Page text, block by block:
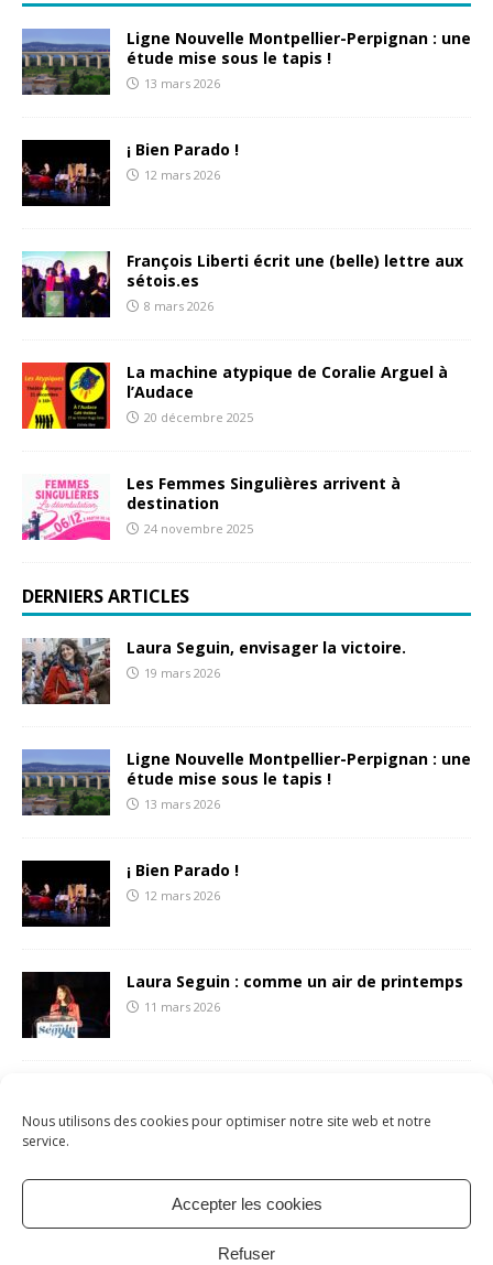
Nous utilisons des cookies pour optimiser notre site web et notre
service.
Accepter les cookies
Refuser
Ligne Nouvelle Montpellier-Perpignan : une
étude mise sous le tapis !
13 mars 2026
¡ Bien Parado !
12 mars 2026
François Liberti écrit une (belle) lettre aux
sétois.es
8 mars 2026
La machine atypique de Coralie Arguel à
l’Audace
20 décembre 2025
Les Femmes Singulières arrivent à
destination
24 novembre 2025
DERNIERS ARTICLES
Laura Seguin, envisager la victoire.
19 mars 2026
Ligne Nouvelle Montpellier-Perpignan : une
étude mise sous le tapis !
13 mars 2026
¡ Bien Parado !
12 mars 2026
Laura Seguin : comme un air de printemps
11 mars 2026
sétois.es
Politique de cookies